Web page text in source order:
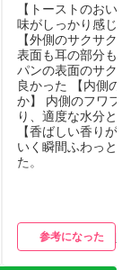
スト
【トーストのおい
味がしっかり感じ
【外側のサクサク
表面も耳の部分も
パンの表面のサク
良かった 【内側の
か】 内側のフワフ
り、適度な水分と
【香ばしい香りが
いく瞬間ふわっと
た。
参考になった